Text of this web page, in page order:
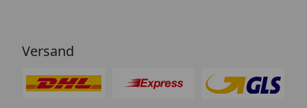
Versand